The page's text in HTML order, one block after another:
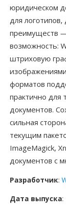
юридическом
для
преимуществ
возможность:
штриховую
форматов
практично для
документов.
сильная
текущим
ImageMagick,
документов с
Разработчик:
Дата выпуска: